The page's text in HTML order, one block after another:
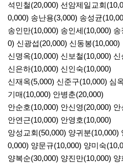
석민철(20,000) 선암제일교회
0,000) 송난용(3,000) 송성균
송인만(10,000) 송인세(10,000)
0) 신광섭(20,000) 신동봉(10,000)
신명옥(10,000) 신보철(10,000)
신은하(10,000) 신인숙(10,000)
신재옥(5,000) 신준구(10,000) 심
기매(10,000) 안병춘(20,000)
안순호(10,000) 안신영(20,000)
안연근(10,000) 안영호(10,000)
앙성교회(50,000) 양귀분
0,000) 양문규(10,000) 양미숙
양복순(30,000) 양진만(10,000)